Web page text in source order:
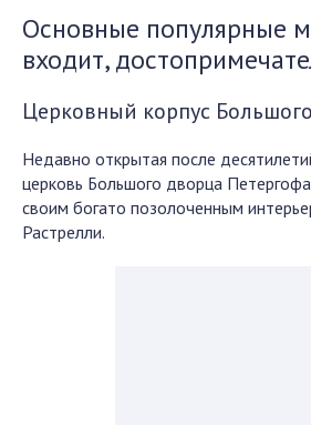
Основные популярные
входит,
Церковный корпус
Недавно открытая после
церковь Большого дворца
своим богато позолоченным
Растрелли.